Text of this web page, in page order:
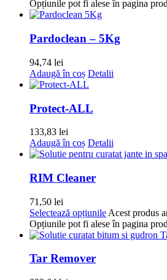
Opțiunile pot fi alese în pagina
Pardoclean – 5Kg
94,74 lei
Adaugă în coș Detalii
Protect-ALL
133,83 lei
Adaugă în coș Detalii
RIM Cleaner
71,50 lei
Selectează opțiunile Acest produs
Opțiunile pot fi alese în pagina
Tar Remover